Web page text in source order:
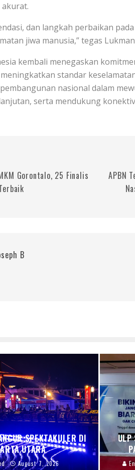
akurat.
dan langkah perbaikan
jiwa manusia,” tegas
kembali menegaskan
standar
nasional dalam
serta mendukung
Gorontalo, 25 Finalis
APBN
B
SPEKTAKULER DI
UTARA
August 7, 2026
ULP